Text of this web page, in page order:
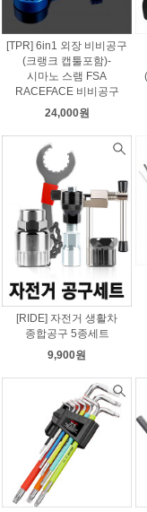
[TPR] 6in1 외장 비비공구
(크랭크 캡툴포함)-
시마노 스램 FSA
RACEFACE 비비공구
24,000원
[RIDE] 자전거 생활차
종합공구 5종세트
9,900원